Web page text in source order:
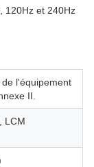
120Hz et 240Hz
l'équipement
II.
LCM